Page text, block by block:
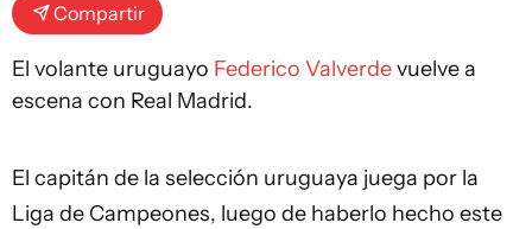
Compartir
El volante uruguayo Federico Valverdevuelve a
escena con Real Madrid.
El capitán de la selección uruguaya juega por la
Liga de Campeones, luego de haberlo hecho este